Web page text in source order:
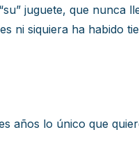
juguete, que nunca
ni siquiera ha habido
años lo único que